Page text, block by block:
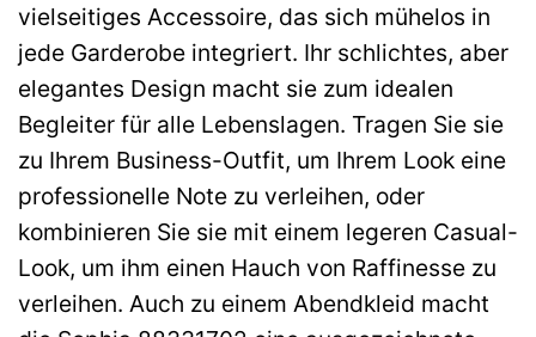
vielseitiges Accessoire, das sich mühelos in
jede Garderobe integriert. Ihr schlichtes, aber
elegantes Design macht sie zum idealen
Begleiter für alle Lebenslagen. Tragen Sie sie
zu Ihrem Business-Outfit, um Ihrem Look eine
professionelle Note zu verleihen, oder
kombinieren Sie sie mit einem legeren Casual-
Look, um ihm einen Hauch von Raffinesse zu
verleihen. Auch zu einem Abendkleid macht